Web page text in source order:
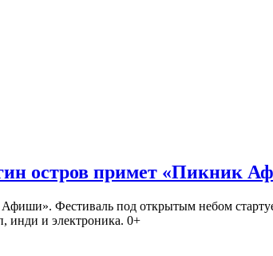
остров примет «Пикник
Фестиваль под открытым небом
инди и электроника. 0+